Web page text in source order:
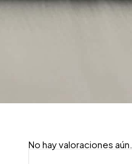
No hay valoraciones aún.